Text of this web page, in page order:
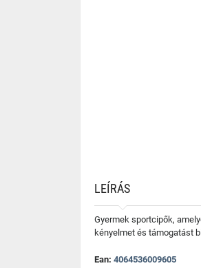
LEÍRÁS
Gyermek sportcipők,
kényelmet és támogatást
Ean: 4064536009605